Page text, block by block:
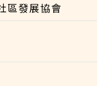
區發展協會